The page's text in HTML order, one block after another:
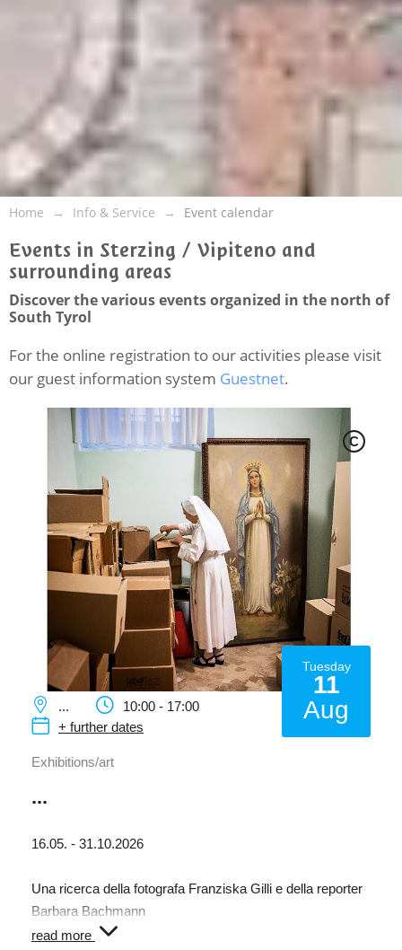
Home Info & Service Event calendar
Events in Sterzing / Vipiteno and
surrounding areas
Discover the various events organized in the north of
South Tyrol
For the online registration to our activities please visit
our guest information system Guestnet.
C
Tuesday
11
Aug
...
10:00 - 17:00
+ further dates
Exhibitions/art
...
16.05. - 31.10.2026
Una ricerca della fotografa Franziska Gilli e della reporter
Barbara Bachmann
read more